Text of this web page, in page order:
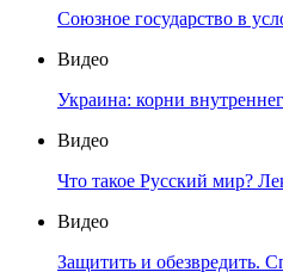
Союзное государство в
Видео
Украина: корни
Видео
Что такое Русский мир?
Видео
Защитить и обезвредить.